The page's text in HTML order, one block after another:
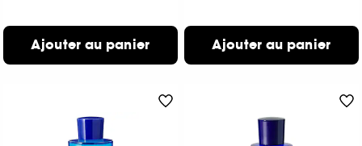
Ajouter au panier Ajouter au panier